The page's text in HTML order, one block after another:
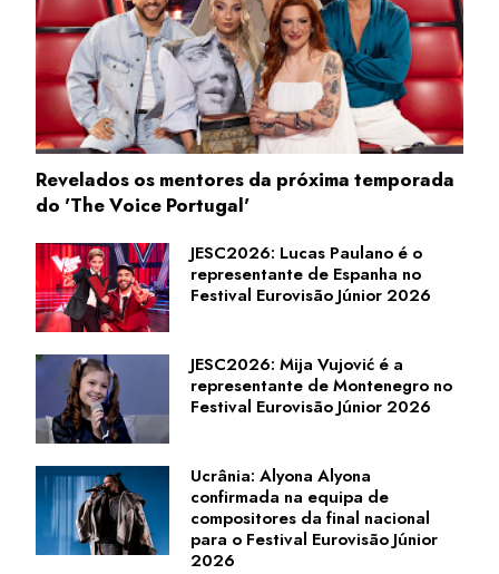
Revelados os mentores da próxima temporada
do 'The Voice Portugal'
JESC2026: Lucas Paulano é o
representante de Espanha no
Festival Eurovisão Júnior 2026
JESC2026: Mija Vujović é a
representante de Montenegro no
Festival Eurovisão Júnior 2026
Ucrânia: Alyona Alyona
confirmada na equipa de
compositores da final nacional
para o Festival Eurovisão Júnior
2026